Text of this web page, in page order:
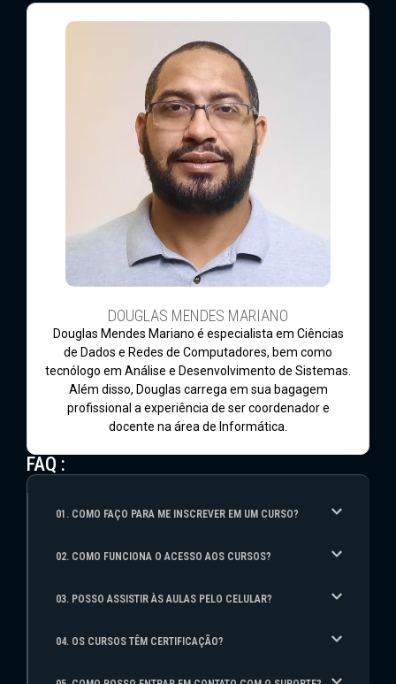
DOUGLAS MENDES MARIANO
Douglas Mendes Mariano é especialista em Ciências
de Dados e Redes de Computadores, bem como
tecnólogo em Análise e Desenvolvimento de Sistemas.
Além disso, Douglas carrega em sua bagagem
profissional a experiência de ser coordenador e
docente na área de Informática.
FAQ :
01. COMO FAÇO PARA ME INSCREVER EM UM CURSO?
02. COMO FUNCIONA O ACESSO AOS CURSOS?
03. POSSO ASSISTIR ÀS AULAS PELO CELULAR?
04. OS CURSOS TÊM CERTIFICAÇÃO?